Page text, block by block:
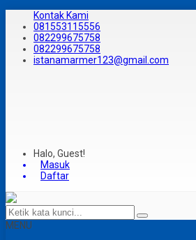
Kontak Kami
081553115556
082299675758
082299675758
istanamarmer123@gmail.com
Halo, Guest!
Masuk
Daftar
MENU